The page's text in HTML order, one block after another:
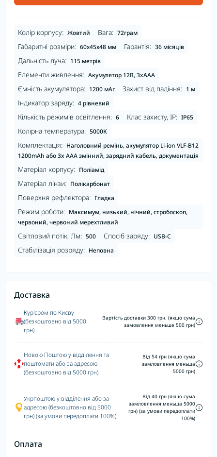
Колір корпусу: Жовтий Вага: 72грам
Габаритні розміри: 60х45х48 мм Гарантія: 36 місяців
Дальність луча: 115 метрів
Елементи живлення: Акумулятор 12В, 3xAAA
Ємність акумулятора: 1200 мАг Захист від падіння: 1 м
Індикатор заряду: 4 рівневий
Кількість режимів освітлення: 6 Клас захисту, IP: IP65
Колірна температура: 5000К
Комплектація: Наголовний ремінь, акумулятор Li-ion VLF-B12
1200mAh або 3x AAA змінний, зарядний кабель, документація
Матеріал корпусу: Поліамід
Матеріал лінзи: Полікарбонат
Поверхня рефлектора: Гладка
Режим роботи: Максимум, низький, нічний, стробоскоп,
червоний, червоний мерехтливий
Світловий потік, Лм: 500 Спосіб заряду: USB-C
Стабілізація розряду: Неповна
Доставка
Кур'єром по Києву
(безкоштовно від 5000
грн)
Вартість доставки 300 грн. (якщо сума
замовлення меньше 500 грн)
Новою Поштою у відділення та
поштомати або за адресою
(безкоштовно від 5000 грн)
Від 54 грн (якщо сума
замловлення меньша
5000 грн)
Укрпоштою у відділення або за
адресою (безкоштовно від 5000
грн) (за умови передоплати 100%)
Від 40 грн (якщо сума
замловлення меньша 5000
грн) (за умови передоплати
100%)
Оплата